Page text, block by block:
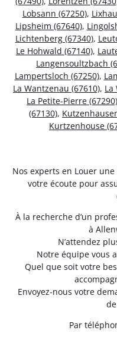
Lobsann (67250),
Lipsheim (67640),
Lichtenberg (67340),
Le Hohwald (67140),
Langensoultzbach
Lampertsloch (67250),
La Wantzenau (67610), La
La Petite-Pierre (67290)
(67130),
Kurtzenhouse
Nos experts en Louer
votre écoute pour
À la recherche d’un
à
N’attendez
Notre équipe vous
Quel que soit votre
Envoyez-nous votre
Par